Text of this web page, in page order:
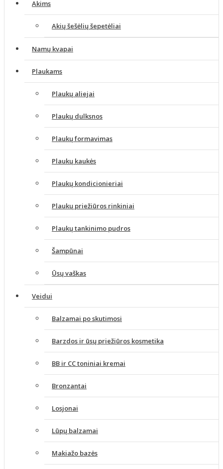
Akims
Akių šešėlių šepetėliai
Namų kvapai
Plaukams
Plaukų aliejai
Plaukų dulksnos
Plaukų formavimas
Plaukų kaukės
Plaukų kondicionieriai
Plaukų priežiūros rinkiniai
Plaukų tankinimo pudros
Šampūnai
Ūsų vaškas
Veidui
Balzamai po skutimosi
Barzdos ir ūsų priežiūros kosmetika
BB ir CC toniniai kremai
Bronzantai
Losjonai
Lūpų balzamai
Makiažo bazės